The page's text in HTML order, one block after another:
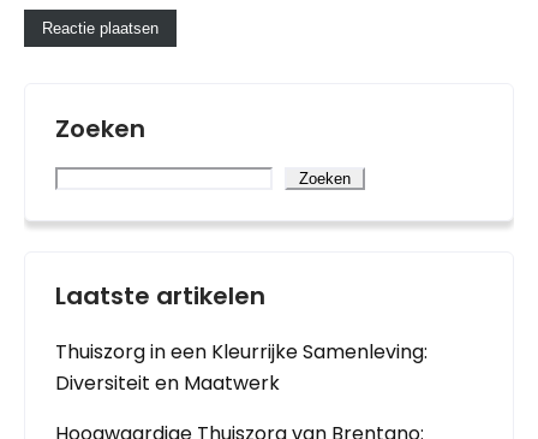
Zoeken
Zoeken
Laatste artikelen
Thuiszorg in een Kleurrijke Samenleving:
Diversiteit en Maatwerk